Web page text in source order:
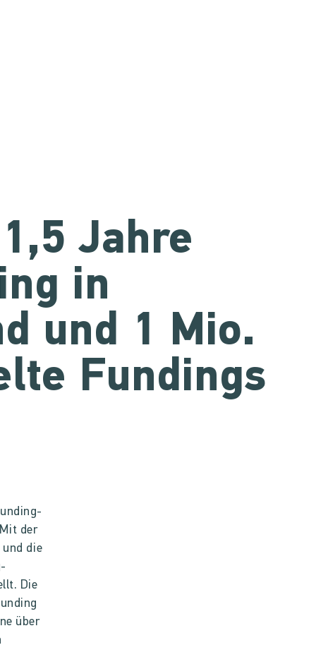
Jahre
in
und 1 Mio.
Fundings
der
die
Die
über